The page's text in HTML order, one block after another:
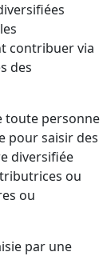
contribuer via
des
toute personne
pour saisir des
diversifiée
ou
ou
par une